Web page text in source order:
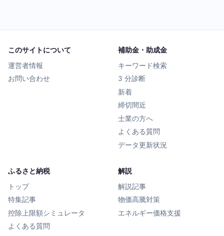
このサイトについて
運営者情報
お問い合わせ
補助金・助成金
キーワード検索
3 分診断
新着
締切間近
士業の方へ
よくある質問
データ更新状況
ふるさと納税
トップ
特集記事
控除上限額シミュレータ
よくある質問
解説
解説記事
物価高騰対策
エネルギー価格支援